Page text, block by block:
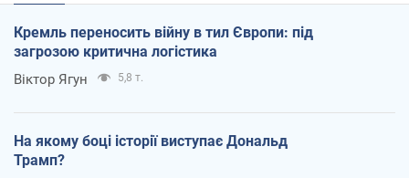
Кремль переносить війну в тил Європи: під
загрозою критична логістика
Віктор Ягун 5,8 т.
На якому боці історії виступає Дональд
Трамп?